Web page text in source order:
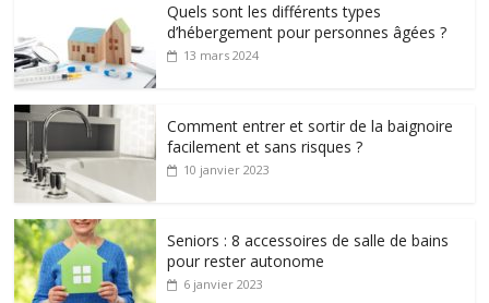
Quels sont les différents types
d’hébergement pour personnes âgées ?
13 mars 2024
Comment entrer et sortir de la baignoire
facilement et sans risques ?
10 janvier 2023
Seniors : 8 accessoires de salle de bains
pour rester autonome
6 janvier 2023